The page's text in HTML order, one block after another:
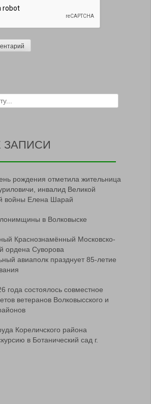
рождения отметила жительница
инвалид Великой
войны Елена Шарай
в Волковыске
Краснознамённый Московско-
ордена Суворова
авиаполк празднует 85-летие
года состоялось совместное
ветеранов Волковысского и
Кореличского района
в Ботанический сад г.